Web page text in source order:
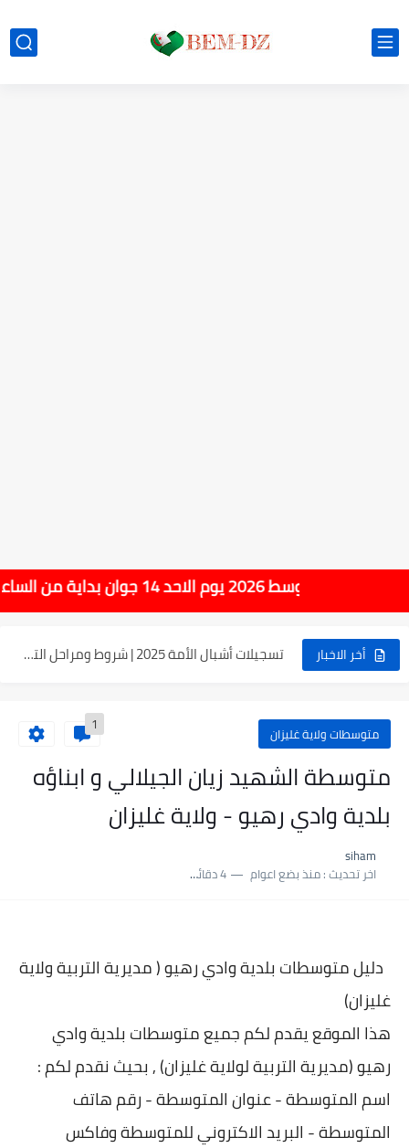
14 جوان بداية من الساعة 10:00 صباحا
أخر الاخبار
رابط كشف نقاط البيام 2025 | releve bem bem.onec.dz
تسجيلات أشبال الأمة 2025 | شروط ومراحل التسجيل عبر...
نسبة النجاح في شهادة التعليم المتوسط 2025 | إحصائيات رسمية...
بلاغ وزارة التربية : نتائج شهادة التعليم المتوسط السب الساعة...
متوسطات ولاية غليزان 1
متوسطة الشهيد زيان الجيلالي و ابناؤه
بلدية وادي رهيو - ولاية غليزان
siham
اخر تحديث :منذ بضع اعوام 4 دقائق للقراءة
دليل متوسطات بلديةوادي رهيو ( مديرية التربية ولاية
غليزان)
هذا الموقع يقدم لكم جميع متوسطات بلديةوادي
رهيو (مديرية التربية لولاية غليزان) , بحيث نقدم لكم :
اسم المتوسطة - عنوان المتوسطة - رقم هاتف
المتوسطة - البريد الاكتروني للمتوسطة وفاكس